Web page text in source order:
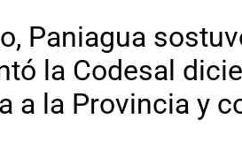
Paniagua
la Codesal
a la Provincia y